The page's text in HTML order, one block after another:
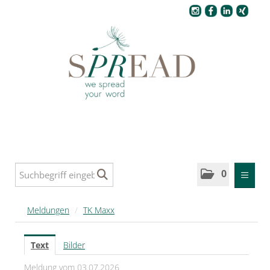
0
MELDUNGEN
SPREAD
SPREAD Medleys für Deutschland
Meldungen / TK Maxx
Text
Bilder
Meldung vom 03.07.2026